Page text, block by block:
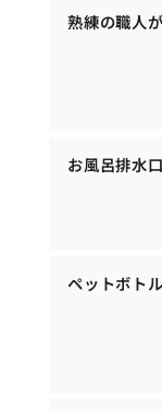
熟練の職人
お風呂排水
ペットボト